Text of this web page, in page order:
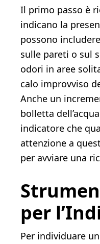
Il primo passo è
indicano la
possono
sulle pareti o sul
odori in aree
calo improvviso
Anche un
bolletta
indicatore che
attenzione a
per avviare una
per
Per individuare